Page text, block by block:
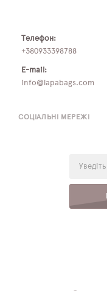
СОЦІАЛЬНІ МЕРЕЖІ
Телефон:
+380933398788
E-mail:
info@lapabags.com